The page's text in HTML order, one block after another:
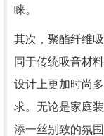
睐。
其次，聚酯纤维
同于传统吸音材
设计上更加时尚
求。无论是家庭
添一丝别致的氛围